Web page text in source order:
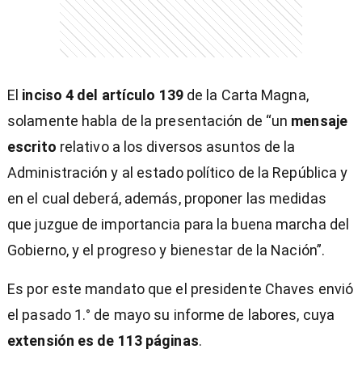
El inciso 4 del artículo 139de la Carta Magna,
solamente habla de la presentación de “un mensaje
escrito relativo a los diversos asuntos de la
Administración y al estado político de la República y
en el cual deberá, además, proponer las medidas
que juzgue de importancia para la buena marcha del
Gobierno, y el progreso y bienestar de la Nación”.
Es por este mandato que el presidente Chaves envió
el pasado 1.° de mayo su informe de labores, cuya
extensión es de 113 páginas.